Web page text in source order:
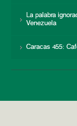
La palabra
Venezuela
Caracas 455: